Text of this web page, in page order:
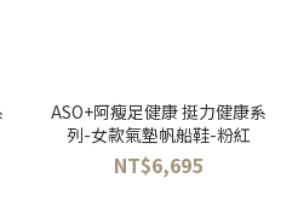
ASO+阿瘦足健康 挺力健康系
列-女款氣墊帆船鞋-粉紅
NT$6,695